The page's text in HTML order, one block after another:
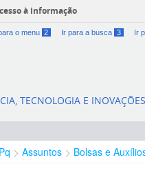
à informação
o menu 2 Ir para a busca 3 Ir
TECNOLOGIA E INOVAÇÕES
Assuntos Bolsas e